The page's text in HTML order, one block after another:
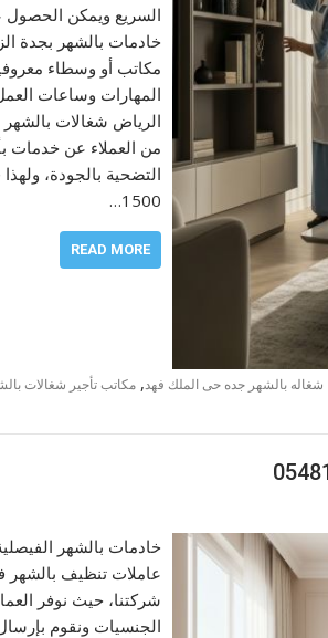
السريع ويمكن الحصول
خادمات بالشهر بجدة
مكاتب أو وسطاء
المهارات وساعات
من العملاء عن خدمات
التضحية بالجودة،
1500…
READ MORE
شغاله بالشهر جده حى الملك فهد, مكاتب تأجير شغالات
خادمات بالشهر
عاملات تنظيف بالشهر
شركتنا، حيث نوفر
الجنسيات ونقوم